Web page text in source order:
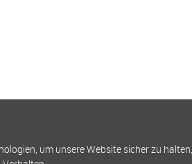
um unsere Website sicher zu